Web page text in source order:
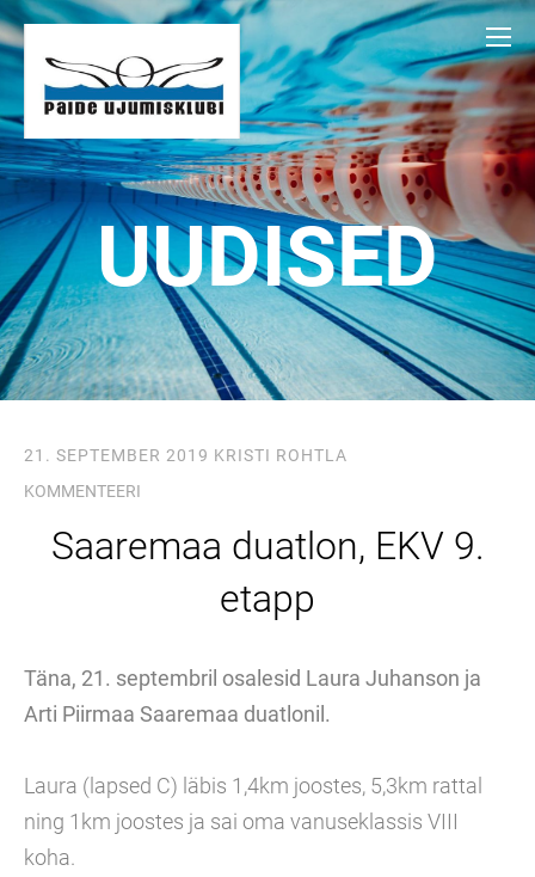
UUDISED
21. SEPTEMBER 2019 KRISTI ROHTLA
KOMMENTEERI
Saaremaa duatlon, EKV 9.
etapp
Täna, 21. septembril osalesid Laura Juhanson ja
Arti Piirmaa Saaremaa duatlonil.
Laura (lapsed C) läbis 1,4km joostes, 5,3km rattal
ning 1km joostes ja sai oma vanuseklassis VIII
koha.